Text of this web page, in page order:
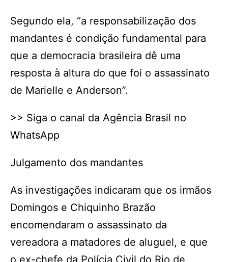
Segundo ela, “a responsabilização dos
mandantes é condição fundamental para
que a democracia brasileira dê uma
resposta à altura do que foi o assassinato
de Marielle e Anderson”.
>> Siga o canal da Agência Brasil no
WhatsApp
Julgamento dos mandantes
As investigações indicaram que os irmãos
Domingos e Chiquinho Brazão
encomendaram o assassinato da
vereadora a matadores de aluguel, e que
o ex-chefe da Polícia Civil do Rio de